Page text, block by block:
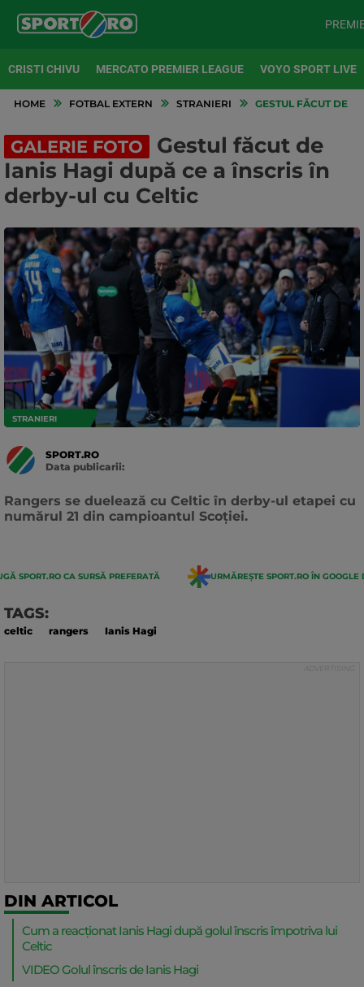
CRISTI CHIVU MERCATO PREMIER LEAGUE VOYO SPORT LIVE
HOME FOTBAL EXTERN STRANIERI GESTUL FĂCUT DE
GALERIE FOTO
Gestul făcut de
Ianis Hagi după ce a înscris în
derby-ul cu Celtic
STRANIERI
SPORT.RO
Data publicarii:
Rangers se duelează cu Celtic în derby-ul etapei cu
numărul 21 din campioantul Scoției.
SPORT.RO CA SURSĂ PREFERATĂ URMĂREȘTE SPORT.RO ÎN GOOGLE
TAGS:
celtic rangers Ianis Hagi
DIN ARTICOL
Cum a reacționat Ianis Hagi după golul înscris împotriva lui
Celtic
VIDEO Golul înscris de Ianis Hagi